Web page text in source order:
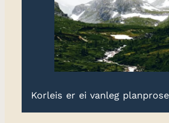
Korleis er ei vanleg